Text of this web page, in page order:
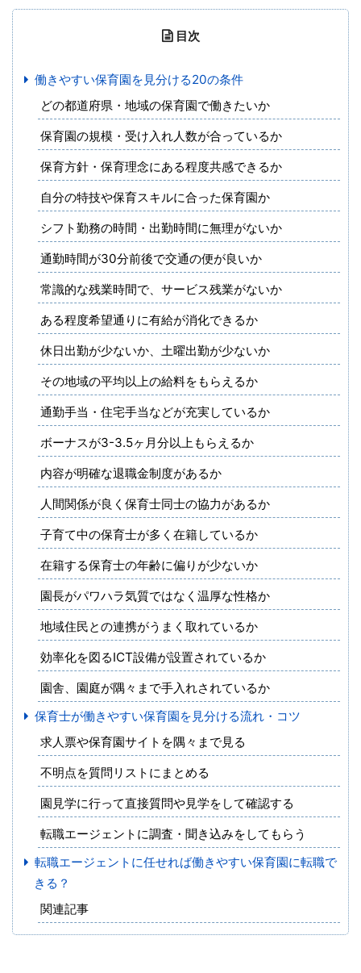
目次
働きやすい保育園を見分ける20の条件
どの都道府県・地域の保育園で働きたいか
保育園の規模・受け入れ人数が合っているか
保育方針・保育理念にある程度共感できるか
自分の特技や保育スキルに合った保育園か
シフト勤務の時間・出勤時間に無理がないか
通勤時間が30分前後で交通の便が良いか
常識的な残業時間で、サービス残業がないか
ある程度希望通りに有給が消化できるか
休日出勤が少ないか、土曜出勤が少ないか
その地域の平均以上の給料をもらえるか
通勤手当・住宅手当などが充実しているか
ボーナスが3-3.5ヶ月分以上もらえるか
内容が明確な退職金制度があるか
人間関係が良く保育士同士の協力があるか
子育て中の保育士が多く在籍しているか
在籍する保育士の年齢に偏りが少ないか
園長がパワハラ気質ではなく温厚な性格か
地域住民との連携がうまく取れているか
効率化を図るICT設備が設置されているか
園舎、園庭が隅々まで手入れされているか
保育士が働きやすい保育園を見分ける流れ・コツ
求人票や保育園サイトを隅々まで見る
不明点を質問リストにまとめる
園見学に行って直接質問や見学をして確認する
転職エージェントに調査・聞き込みをしてもらう
転職エージェントに任せれば働きやすい保育園に転職で
きる？
関連記事